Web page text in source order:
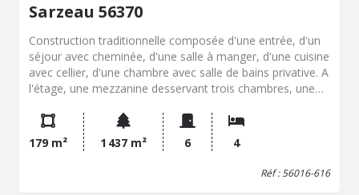
Sarzeau 56370
Construction traditionnelle composée d'une entrée, d'un
séjour avec cheminée, d'une salle à manger, d'une cuisine
avec cellier, d'une chambre avec salle de bains privative. A
l'étage, une mezzanine desservant trois chambres, une
179 m² 1 437 m² 6 4
Réf : 56016-616